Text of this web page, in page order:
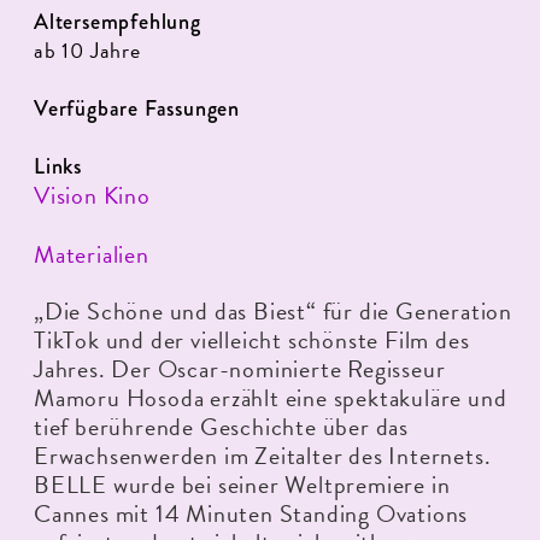
Altersempfehlung
ab 10 Jahre
Verfügbare Fassungen
Links
Vision Kino
Materialien
„Die Schöne und das Biest“ für die Generation
TikTok und der vielleicht schönste Film des
Jahres. Der Oscar-nominierte Regisseur
Mamoru Hosoda erzählt eine spektakuläre und
tief berührende Geschichte über das
Erwachsenwerden im Zeitalter des Internets.
BELLE wurde bei seiner Weltpremiere in
Cannes mit 14 Minuten Standing Ovations